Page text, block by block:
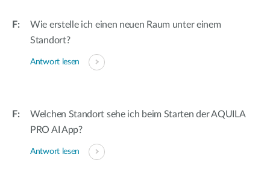
Wie erstelle ich einen neuen Raum unter einem
Standort?
Antwort lesen
Welchen Standort sehe ich beim Starten der AQUILA
PRO AI App?
Antwort lesen